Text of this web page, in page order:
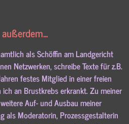
als Schöffin am Landgericht
Netzwerken, schreibe Texte für z.B.
festes Mitglied in einer freien
an Brustkrebs erkrankt. Zu meiner
Auf- und Ausbau meiner
als Moderatorin, Prozessgestalterin